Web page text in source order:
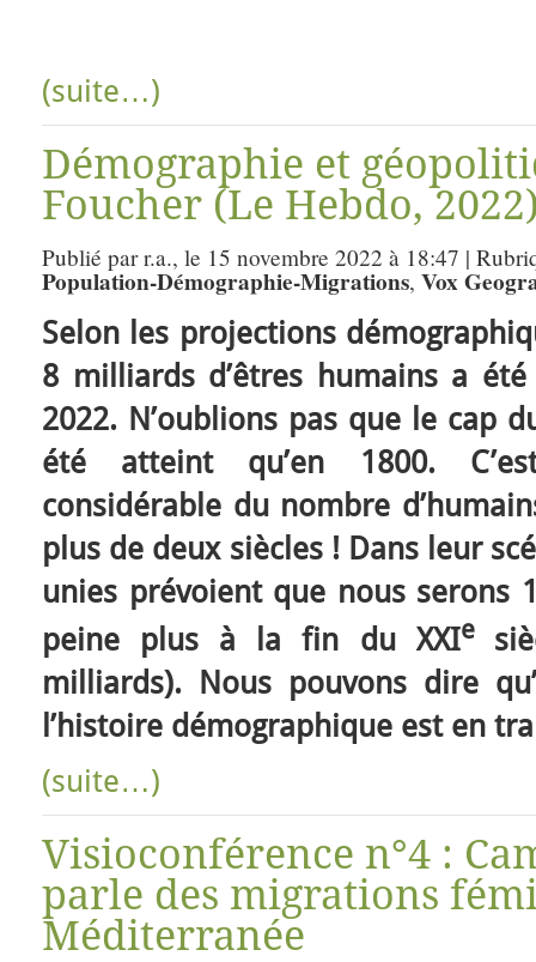
(suite…)
Démographie et
Foucher (Le Hebdo,
Publié par r.a., le 15 novembre 2022 à 18:47 |
Population-Démographie-Migrations, Vox
Selon les projections
8 milliards d’êtres humains a
2022. N’oublions pas que le cap
été atteint qu’en 1800.
considérable du nombre
plus de deux siècles ! Dans leur
unies prévoient que nous serons
peine plus à la fin du XXIe
milliards). Nous pouvons dire
l’histoire démographique est en
(suite…)
Visioconférence n°4 :
parle des migrations
Méditerranée